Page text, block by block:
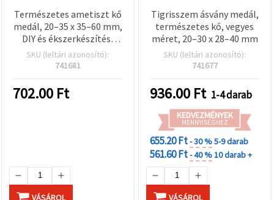
Természetes ametiszt kő
medál, 20–35 x 35–60 mm,
DIY és ékszerkészítés,
vegyes méretek
SKU (leltári azonosító):
741681
702.00 Ft
VÁSÁROL
Tigrisszem ásvány medál,
természetes kő, vegyes
méret, 20–30 x 28–40 mm
SKU (leltári azonosító):
741677
936.00 Ft 1-4 darab
KEDVEZMÉNYEK
MENNYISÉGHEZ
655.20 Ft- 30 %5-9 darab
561.60 Ft- 40 %10 darab +
VÁSÁROL